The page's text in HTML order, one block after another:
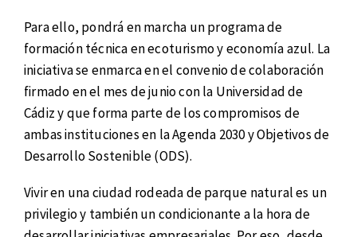
Para ello, pondrá en marcha un programa de
formación técnica en ecoturismo y economía azul. La
iniciativa se enmarca en el convenio de colaboración
firmado en el mes de junio con la Universidad de
Cádiz y que forma parte de los compromisos de
ambas instituciones en la Agenda 2030 y Objetivos de
Desarrollo Sostenible (ODS).
Vivir en una ciudad rodeada de parque natural es un
privilegio y también un condicionante a la hora de